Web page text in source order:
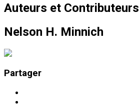
Auteurs et Contributeurs
Nelson H. Minnich
Partager